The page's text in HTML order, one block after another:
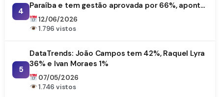
4
Paraíba e tem gestão aprovada por 66%, aponta
DataTrends
12/06/2026
1.796 vistos
5
DataTrends: João Campos tem 42%, Raquel Lyra
36% e Ivan Moraes 1%
07/05/2026
1.746 vistos